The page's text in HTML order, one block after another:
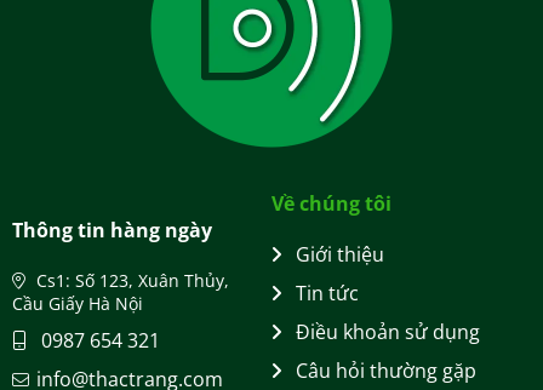
Thông tin hàng ngày
Cs1: Số 123, Xuân Thủy,
Cầu Giấy Hà Nội
0987 654 321
info@thactrang.com
Về chúng tôi
Giới thiệu
Tin tức
Điều khoản sử dụng
Câu hỏi thường gặp